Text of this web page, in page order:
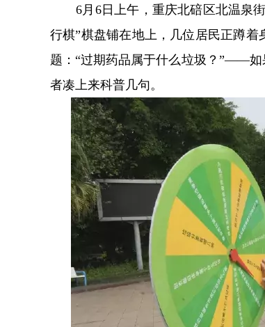
6月6日上午，重庆北碚区北温泉
行棋”棋盘铺在地上，几位居民正蹲
题：“过期药品属于什么垃圾？”——如
者凑上来科普几句。